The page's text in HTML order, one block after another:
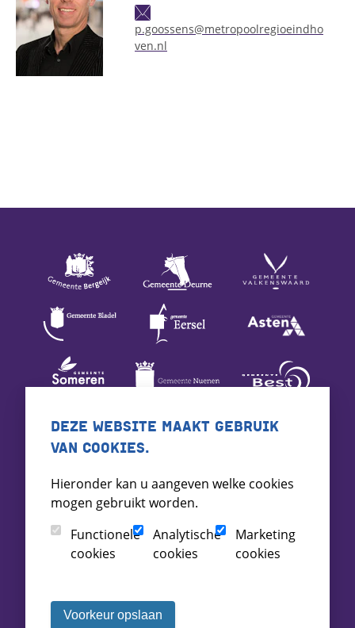
p.goossens@metropoolregioeindho
ven.nl
DEZE WEBSITE MAAKT GEBRUIK
VAN COOKIES.
Hieronder kan u aangeven welke cookies
mogen gebruikt worden.
Functionele
cookies
Analytische
cookies
Marketing
cookies
Voorkeur opslaan